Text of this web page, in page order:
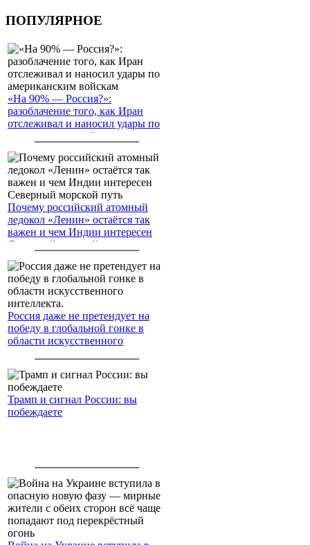
ПОПУЛЯРНОЕ
«На 90% — Россия?»:
разоблачение того, как Иран
отслеживал и наносил удары по
американским войскам
Почему российский атомный
ледокол «Ленин» остаётся так
важен и чем Индии интересен
Северный морской путь
Россия даже не претендует на
победу в глобальной гонке в
области искусственного
Трамп и сигнал России: вы
побеждаете